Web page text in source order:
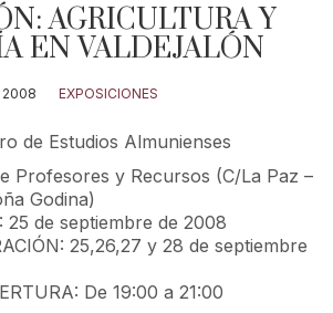
AGRICULTURA Y
EN VALDEJALÓN
2008 EXPOSICIONES
de Estudios Almunienses
Profesores y Recursos (C/La Paz –
Godina)
25 de septiembre de 2008
25,26,27 y 28 de septiembre
De 19:00 a 21:00